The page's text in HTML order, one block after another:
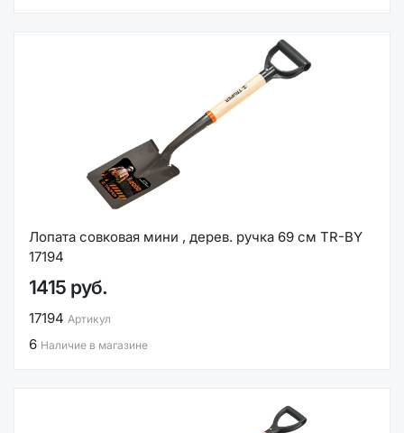
Лопата совковая мини , дерев. ручка 69 см TR-BY
17194
1415 руб.
17194 Артикул
6 Наличие в магазине